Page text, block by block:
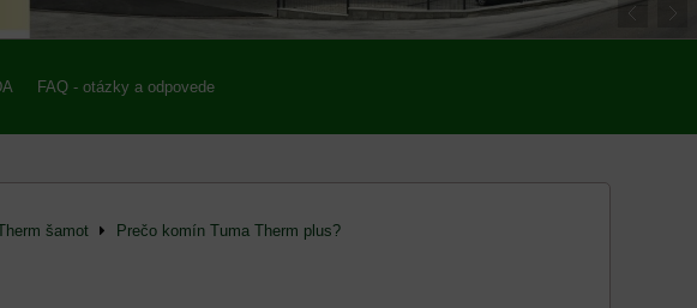
FAQ - otázky a odpovede
šamot Prečo komín Tuma Therm plus?